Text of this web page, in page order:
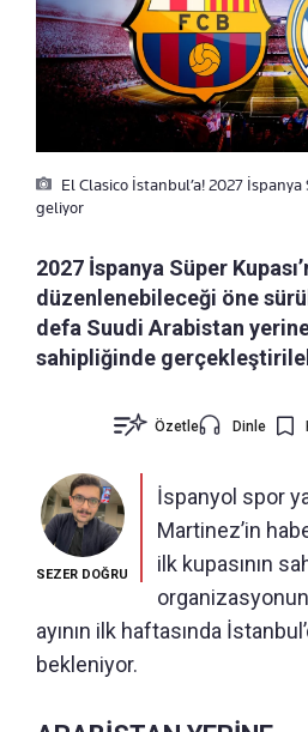
El Clasico İstanbul’a! 2027 İspanya
geliyor
2027 İspanya Süper
düzenlenebileceği öne
defa Suudi Arabistan
sahipliğinde
Özetle Dinle
SEZER DOĞRU
İspanyol spor
Martinez’in
ilk kupasının
ayının ilk haftasında
bekleniyor.